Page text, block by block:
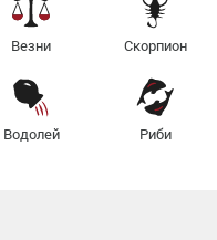
Везни Скорпион
Водолей Риби